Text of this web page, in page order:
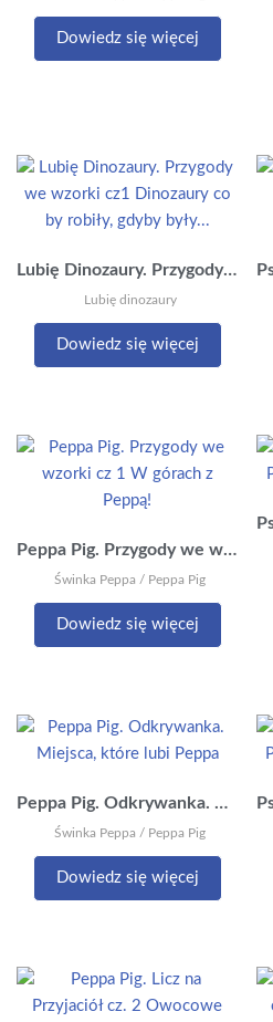
Dowiedz się więcej
Lubię Dinozaury. Przygody we wzorki cz1 Dinozaury co by robiły, gdyby były…
Lubię dinozaury
Dowiedz się więcej
Peppa Pig. Przygody we wzorki cz 1 W górach z Peppą!
Świnka Peppa / Peppa Pig
Dowiedz się więcej
Peppa Pig. Odkrywanka. Miejsca, które lubi Peppa
Świnka Peppa / Peppa Pig
Dowiedz się więcej